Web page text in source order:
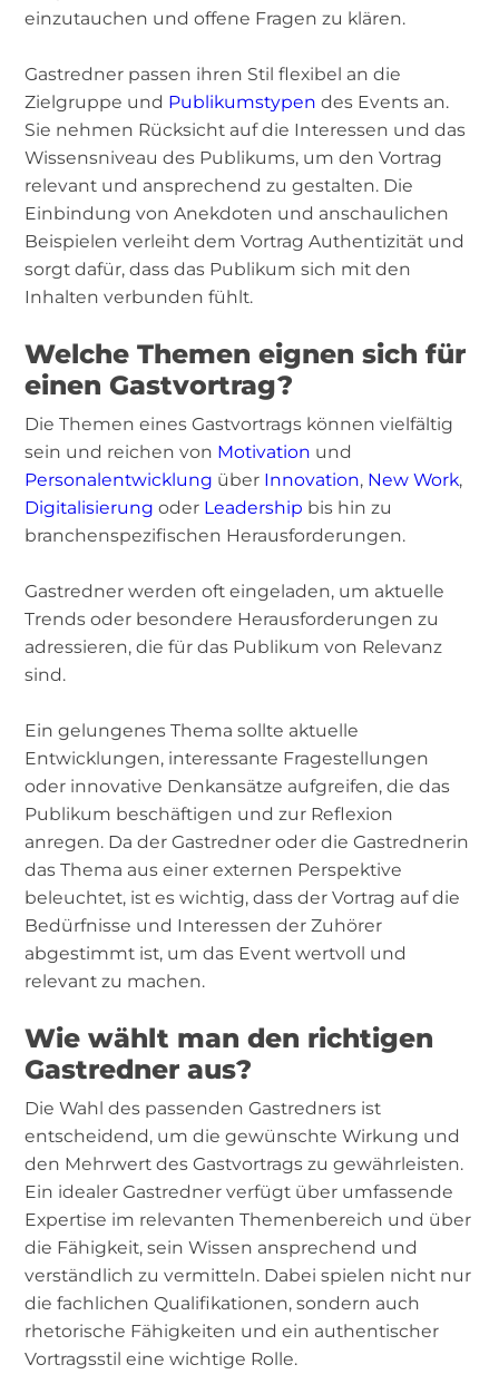
einzutauchen und offene Fragen zu klären.
Gastredner passen ihren Stil flexibel an die
Zielgruppe und Publikumstypen des Events an.
Sie nehmen Rücksicht auf die Interessen und das
Wissensniveau des Publikums, um den Vortrag
relevant und ansprechend zu gestalten. Die
Einbindung von Anekdoten und anschaulichen
Beispielen verleiht dem Vortrag Authentizität und
sorgt dafür, dass das Publikum sich mit den
Inhalten verbunden fühlt.
Welche Themen eignen sich für
einen Gastvortrag?
Die Themen eines Gastvortrags können vielfältig
sein und reichen von Motivation und
Personalentwicklung über Innovation, New Work,
Digitalisierung oder Leadership bis hin zu
branchenspezifischen Herausforderungen.
Gastredner werden oft eingeladen, um aktuelle
Trends oder besondere Herausforderungen zu
adressieren, die für das Publikum von Relevanz
sind.
Ein gelungenes Thema sollte aktuelle
Entwicklungen, interessante Fragestellungen
oder innovative Denkansätze aufgreifen, die das
Publikum beschäftigen und zur Reflexion
anregen. Da der Gastredner oder die Gastrednerin
das Thema aus einer externen Perspektive
beleuchtet, ist es wichtig, dass der Vortrag auf die
Bedürfnisse und Interessen der Zuhörer
abgestimmt ist, um das Event wertvoll und
relevant zu machen.
Wie wählt man den richtigen
Gastredner aus?
Die Wahl des passenden Gastredners ist
entscheidend, um die gewünschte Wirkung und
den Mehrwert des Gastvortrags zu gewährleisten.
Ein idealer Gastredner verfügt über umfassende
Expertise im relevanten Themenbereich und über
die Fähigkeit, sein Wissen ansprechend und
verständlich zu vermitteln. Dabei spielen nicht nur
die fachlichen Qualifikationen, sondern auch
rhetorische Fähigkeiten und ein authentischer
Vortragsstil eine wichtige Rolle.